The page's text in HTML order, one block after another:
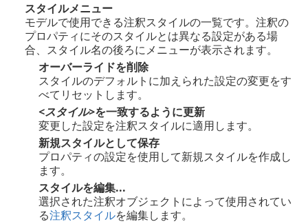
スタイルメニュー
モデルで使用できる注釈スタイルの一覧です。注釈の
プロパティにそのスタイルとは異なる設定がある場
合、スタイル名の後ろにメニューが表示されます。
オーバーライドを削除
スタイルのデフォルトに加えられた設定の変更をす
べてリセットします。
<スタイル>を一致するように更新
変更した設定を注釈スタイルに適用します。
新規スタイルとして保存
プロパティの設定を使用して新規スタイルを作成し
ます。
スタイルを編集...
選択された注釈オブジェクトによって使用されてい
る注釈スタイルを編集します。